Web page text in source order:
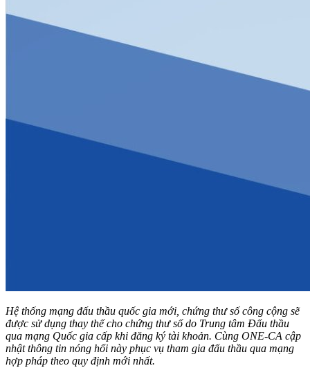
Hệ thống mạng đấu thầu quốc gia mới, chứng thư số công cộng sẽ
được sử dụng thay thế cho chứng thư số do Trung tâm Đấu thầu
qua mạng Quốc gia cấp khi đăng ký tài khoản. Cùng ONE-CA cập
nhật thông tin nóng hổi này phục vụ tham gia đấu thầu qua mạng
hợp pháp theo quy định mới nhất.